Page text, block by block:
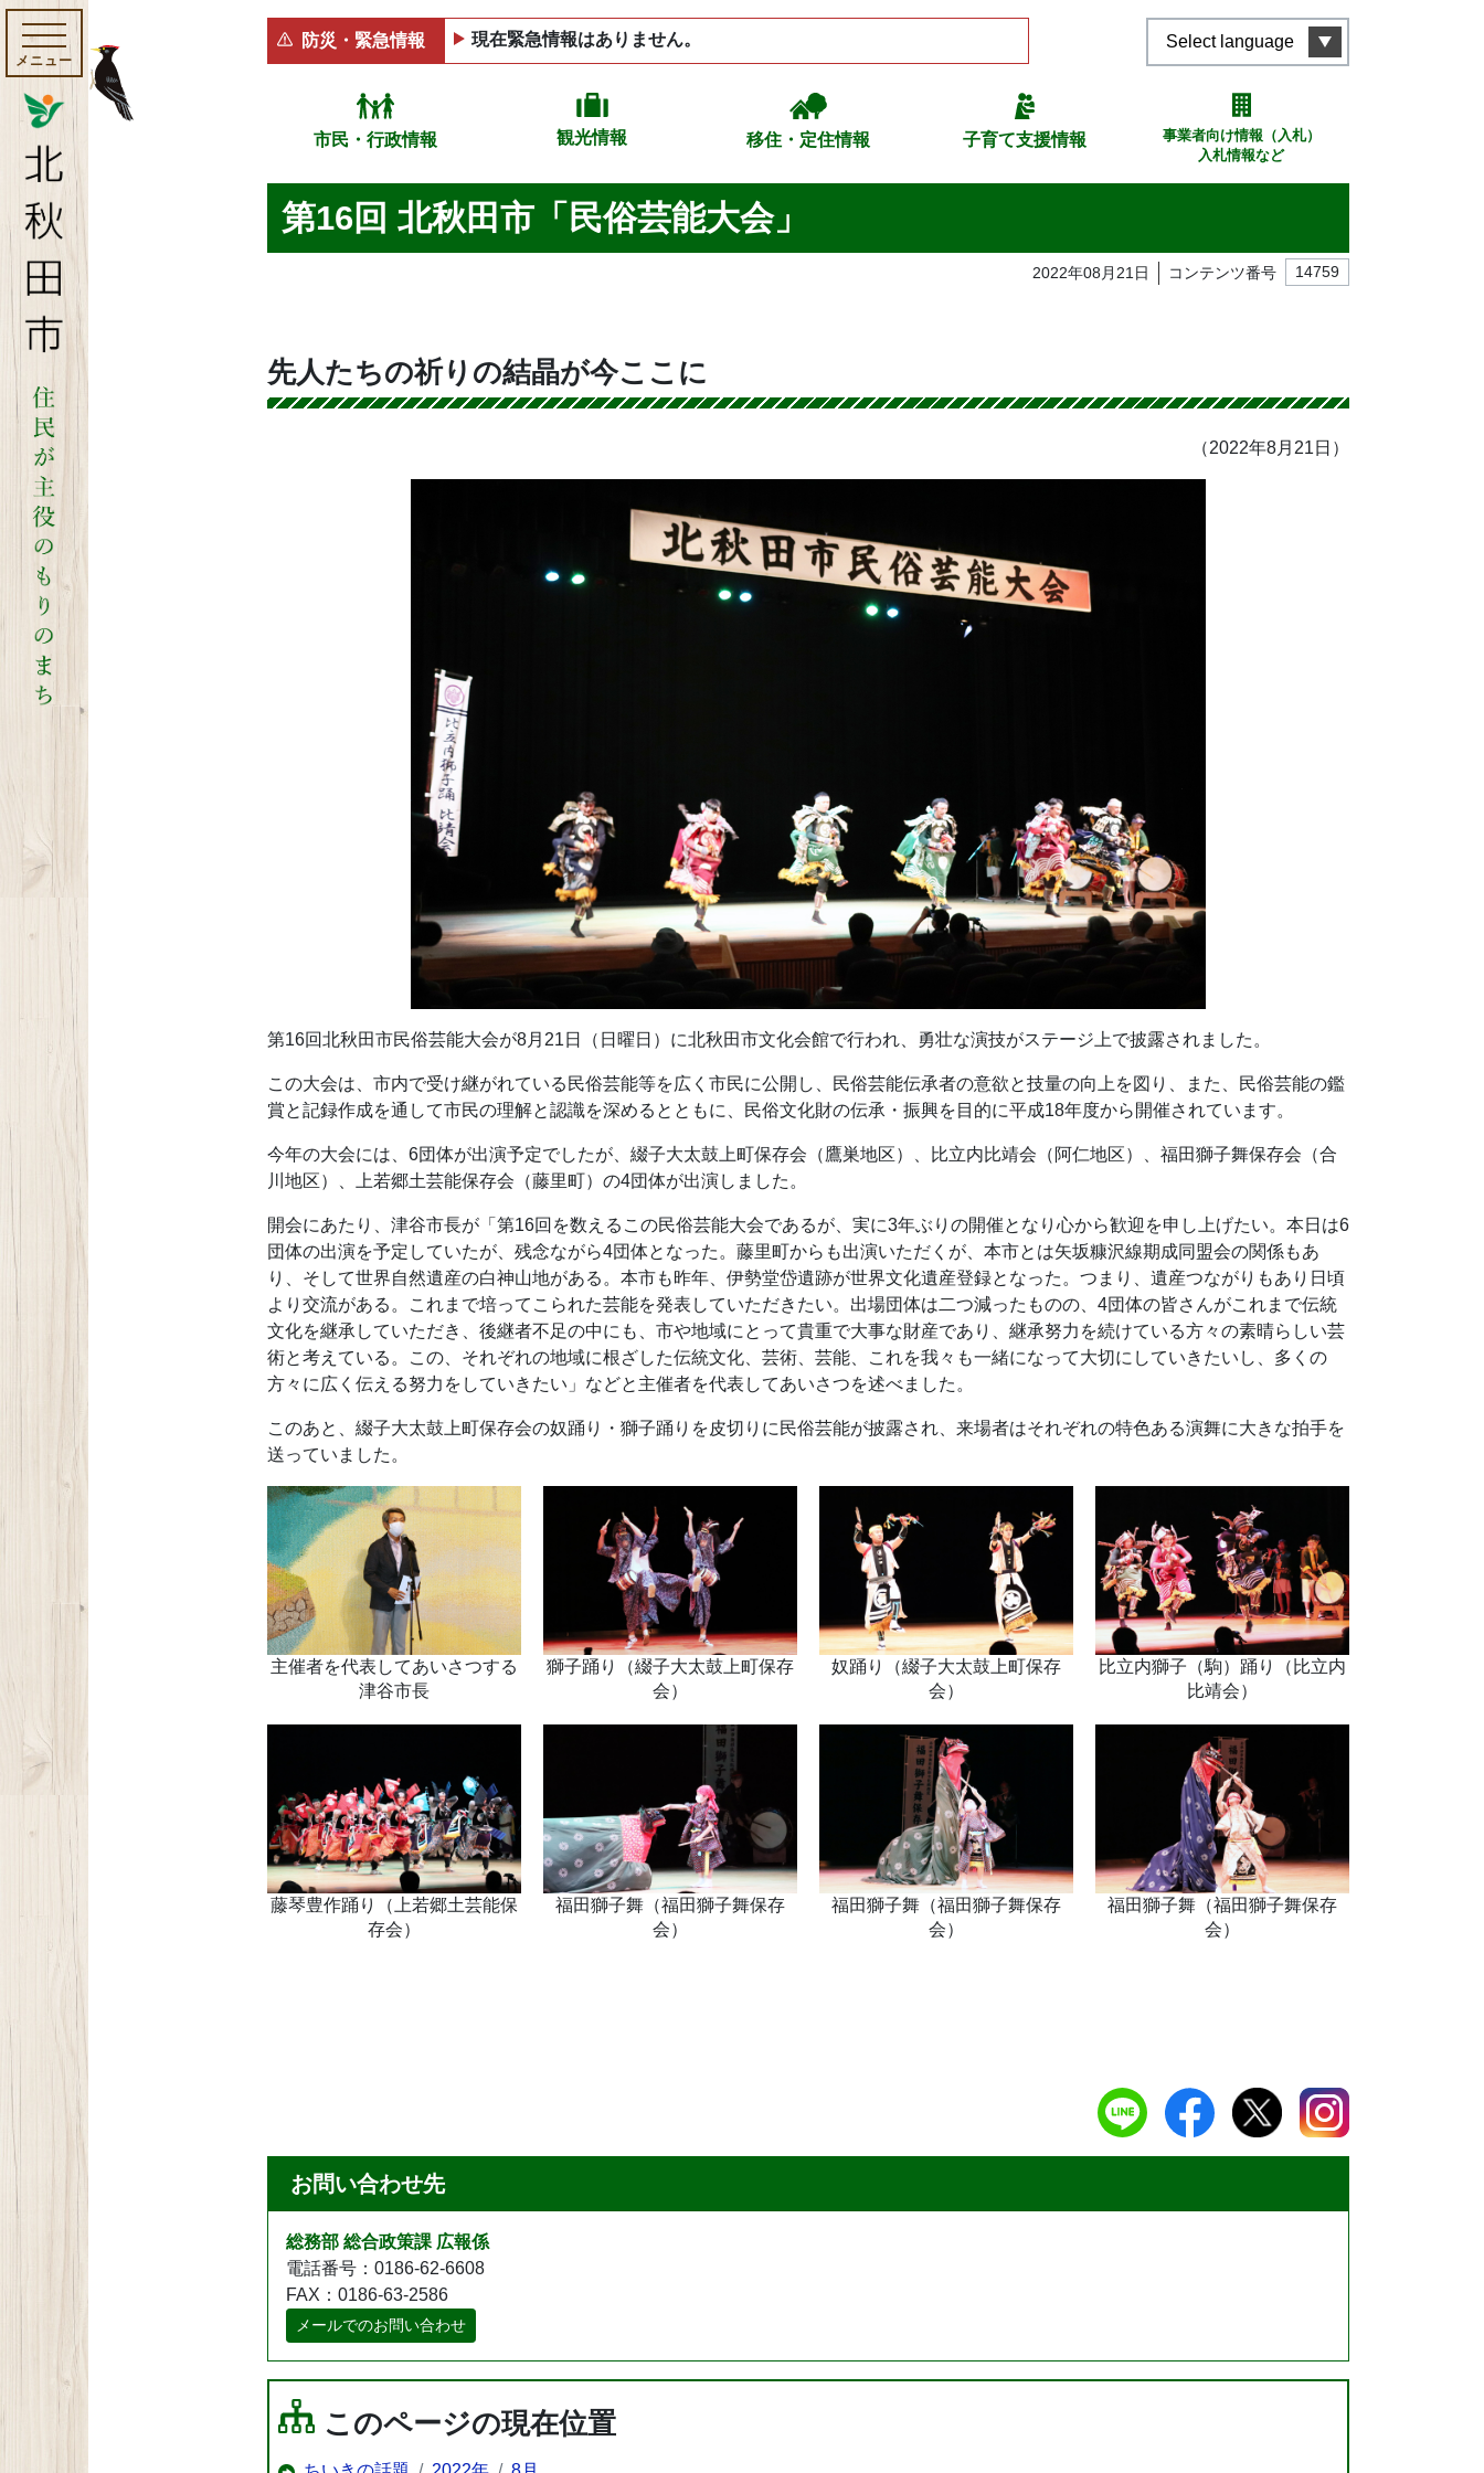
メニュー
防災・緊急情報 現在緊急情報はありません。 Select language
市民・行政情報 観光情報 移住・定住情報 子育て支援情報
事業者向け情報（入札）
入札情報など
第16回 北秋田市「民俗芸能大会」
2022年08月21日 コンテンツ番号 14759
先人たちの祈りの結晶が今ここに
（2022年8月21日）
第16回北秋田市民俗芸能大会が8月21日（日曜日）に北秋田市文化会館で行われ、勇壮な演技がステージ上で披露されました。
この大会は、市内で受け継がれている民俗芸能等を広く市民に公開し、民俗芸能伝承者の意欲と技量の向上を図り、また、民俗芸能の鑑
賞と記録作成を通して市民の理解と認識を深めるとともに、民俗文化財の伝承・振興を目的に平成18年度から開催されています。
今年の大会には、6団体が出演予定でしたが、綴子大太鼓上町保存会（鷹巣地区）、比立内比靖会（阿仁地区）、福田獅子舞保存会（合
川地区）、上若郷土芸能保存会（藤里町）の4団体が出演しました。
開会にあたり、津谷市長が「第16回を数えるこの民俗芸能大会であるが、実に3年ぶりの開催となり心から歓迎を申し上げたい。本日は6
団体の出演を予定していたが、残念ながら4団体となった。藤里町からも出演いただくが、本市とは矢坂糠沢線期成同盟会の関係もあ
り、そして世界自然遺産の白神山地がある。本市も昨年、伊勢堂岱遺跡が世界文化遺産登録となった。つまり、遺産つながりもあり日頃
より交流がある。これまで培ってこられた芸能を発表していただきたい。出場団体は二つ減ったものの、4団体の皆さんがこれまで伝統
文化を継承していただき、後継者不足の中にも、市や地域にとって貴重で大事な財産であり、継承努力を続けている方々の素晴らしい芸
術と考えている。この、それぞれの地域に根ざした伝統文化、芸術、芸能、これを我々も一緒になって大切にしていきたいし、多くの
方々に広く伝える努力をしていきたい」などと主催者を代表してあいさつを述べました。
このあと、綴子大太鼓上町保存会の奴踊り・獅子踊りを皮切りに民俗芸能が披露され、来場者はそれぞれの特色ある演舞に大きな拍手を
送っていました。
主催者を代表してあいさつする
津谷市長
獅子踊り（綴子大太鼓上町保存
会）
奴踊り（綴子大太鼓上町保存
会）
比立内獅子（駒）踊り（比立内
比靖会）
藤琴豊作踊り（上若郷土芸能保
存会）
福田獅子舞（福田獅子舞保存
会）
福田獅子舞（福田獅子舞保存
会）
福田獅子舞（福田獅子舞保存
会）
お問い合わせ先
総務部 総合政策課 広報係
電話番号：0186-62-6608
FAX：0186-63-2586
メールでのお問い合わせ
このページの現在位置